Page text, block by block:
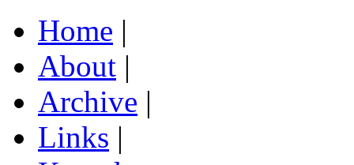
Home |
About |
Archive |
Links |